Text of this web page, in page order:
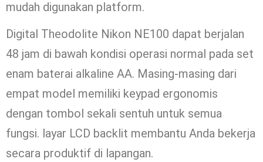
mudah digunakan platform.
Digital Theodolite Nikon NE100 dapat berjalan
48 jam di bawah kondisi operasi normal pada set
enam baterai alkaline AA. Masing-masing dari
empat model memiliki keypad ergonomis
dengan tombol sekali sentuh untuk semua
fungsi. layar LCD backlit membantu Anda bekerja
secara produktif di lapangan.